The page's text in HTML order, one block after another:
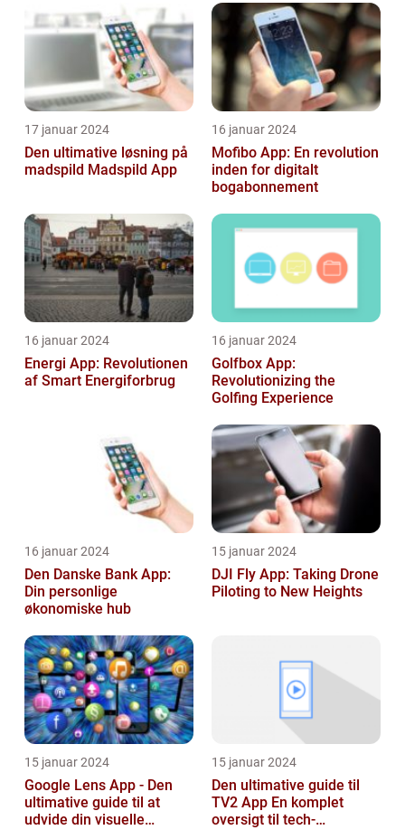
17 januar 2024
Den ultimative løsning på
madspild Madspild App
16 januar 2024
Mofibo App: En revolution
inden for digitalt
bogabonnement
16 januar 2024
Energi App: Revolutionen
af Smart Energiforbrug
16 januar 2024
Golfbox App:
Revolutionizing the
Golfing Experience
16 januar 2024
Den Danske Bank App:
Din personlige
økonomiske hub
15 januar 2024
DJI Fly App: Taking Drone
Piloting to New Heights
15 januar 2024
Google Lens App - Den
ultimative guide til at
udvide din visuelle
15 januar 2024
Den ultimative guide til
TV2 App En komplet
oversigt til tech-